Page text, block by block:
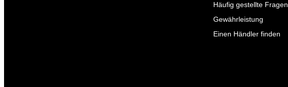
Häufig gestellte Fragen
Gewährleistung
Einen Händler finden